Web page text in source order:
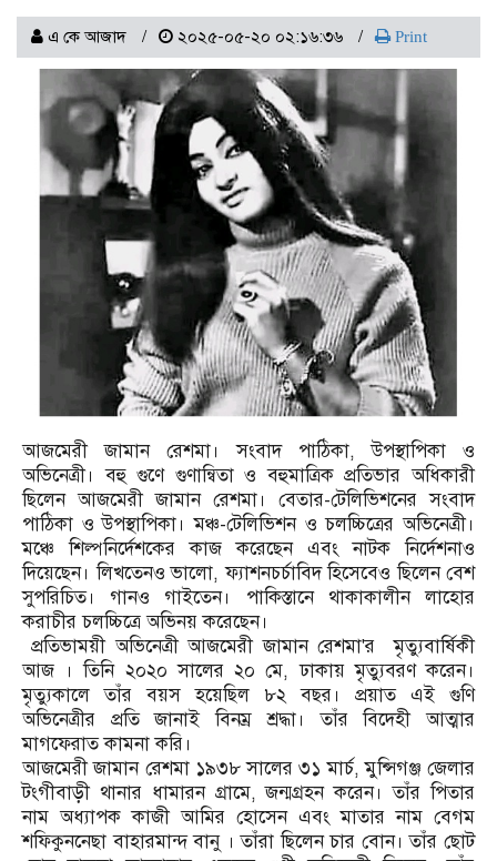
এ কে আজাদ ২০২৫-০৫-২০ ০২:১৬:৩৬ Print
আজমেরী জামান রেশমা। সংবাদ পাঠিকা, উপস্থাপিকা ও
অভিনেত্রী। বহু গুণে গুণান্বিতা ও বহুমাত্রিক প্রতিভার অধিকারী
ছিলেন আজমেরী জামান রেশমা। বেতার-টেলিভিশনের সংবাদ
পাঠিকা ও উপস্থাপিকা। মঞ্চ-টেলিভিশন ও চলচ্চিত্রের অভিনেত্রী।
মঞ্চে শিল্পনির্দেশকের কাজ করেছেন এবং নাটক নির্দেশনাও
দিয়েছেন। লিখতেনও ভালো, ফ্যাশনচর্চাবিদ হিসেবেও ছিলেন বেশ
সুপরিচিত। গানও গাইতেন। পাকিস্তানে থাকাকালীন লাহোর
করাচীর চলচ্চিত্রে অভিনয় করেছেন।
প্রতিভাময়ী অভিনেত্রী আজমেরী জামান রেশমা'র মৃত্যুবার্ষিকী
আজ । তিনি ২০২০ সালের ২০ মে, ঢাকায় মৃত্যুবরণ করেন।
মৃত্যুকালে তাঁর বয়স হয়েছিল ৮২ বছর। প্রয়াত এই গুণি
অভিনেত্রীর প্রতি জানাই বিনম্র শ্রদ্ধা। তাঁর বিদেহী আত্মার
মাগফেরাত কামনা করি।
আজমেরী জামান রেশমা ১৯৩৮ সালের ৩১ মার্চ, মুন্সিগঞ্জ জেলার
টংগীবাড়ী থানার ধামারন গ্রামে, জন্মগ্রহন করেন। তাঁর পিতার
নাম অধ্যাপক কাজী আমির হোসেন এবং মাতার নাম বেগম
শফিকুননেছা বাহারমান্দ বানু । তাঁরা ছিলেন চার বোন। তাঁর ছোট